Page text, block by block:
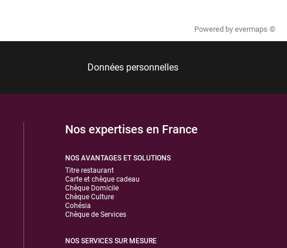
Powered by evermaps ©
Données personnelles
Nos expertises en France
NOS AVANTAGES ET SOLUTIONS
Titre restaurant
Carte et chèque cadeau
Chèque Domicile
Chèque Culture
Cohésia
Chèque de Services
NOS SERVICES SUR MESURE